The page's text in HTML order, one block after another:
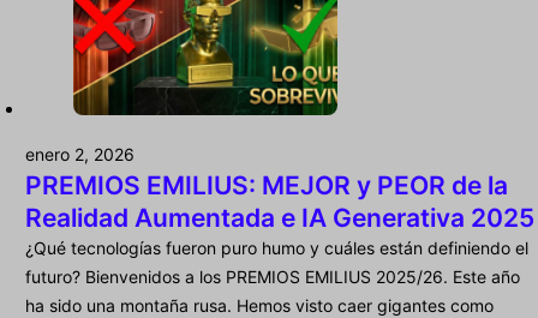
enero 2, 2026
PREMIOS EMILIUS: MEJOR y PEOR de la
Realidad Aumentada e IA Generativa 2025
¿Qué tecnologías fueron puro humo y cuáles están definiendo el
futuro? Bienvenidos a los PREMIOS EMILIUS 2025/26. Este año
ha sido una montaña rusa. Hemos visto caer gigantes como